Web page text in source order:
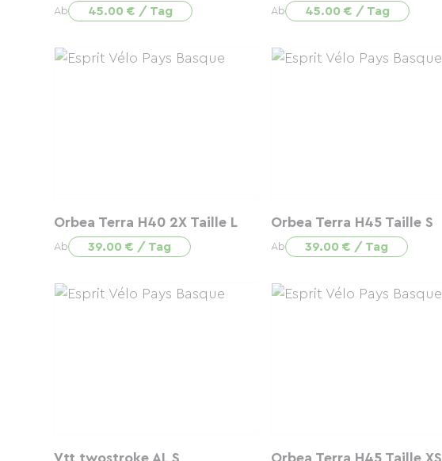
Ab 45.00 € / Tag Ab 45.00 € / Tag
Orbea Terra H40 2X Taille L
Ab 39.00 € / Tag
Orbea Terra H45 Taille S
Ab 39.00 € / Tag
Vtt twostroke AL S Orbea Terra H45 Taille XS